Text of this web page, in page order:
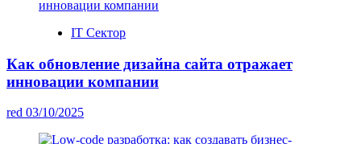
IT Сектор
Как обновление дизайна сайта отражает
инновации компании
red 03/10/2025